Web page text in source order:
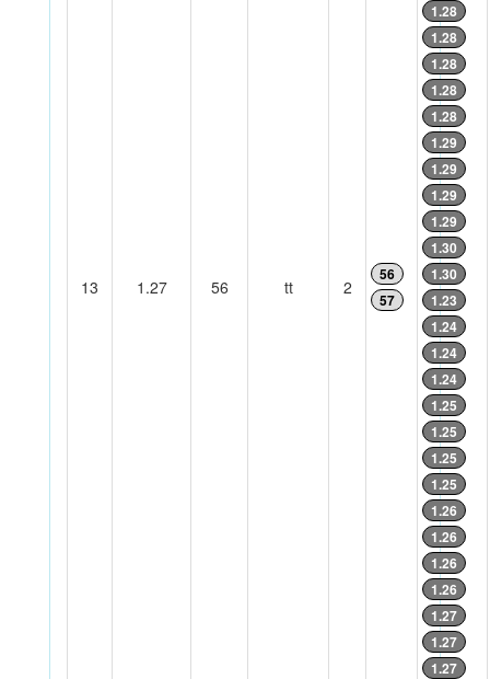
13 1.27 56 tt 2
56
57
1.28
1.28
1.28
1.28
1.28
1.29
1.29
1.29
1.29
1.30
1.30
1.23
1.24
1.24
1.24
1.25
1.25
1.25
1.25
1.26
1.26
1.26
1.26
1.27
1.27
1.27